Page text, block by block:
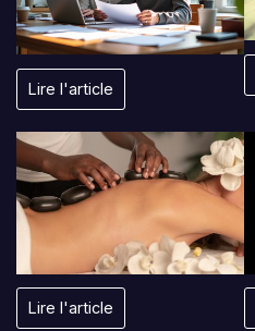
Lire l'article
Lire l'article